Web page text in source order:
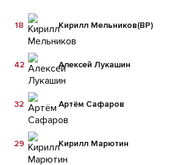
Кирилл Мельников(ВР)
18
Алексей Лукашин
42
Артём Сафаров
32
Кирилл Марютин
29